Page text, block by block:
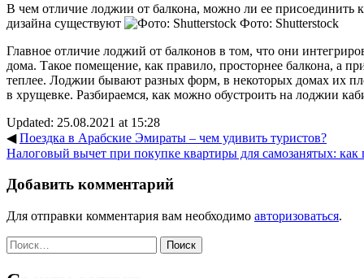
В чем отличие лоджии от балкона, можно ли ее присоединить
дизайна существуют
Фото: Shutterstock
Главное отличие лоджий от балконов в том, что они
дома. Такое помещение, как правило, просторнее балкона, а
теплее. Лоджии бывают разных форм, в некоторых домах их
в хрущевке. Разбираемся, как можно обустроить на лоджии
Updated: 25.08.2021 at 15:28
◀Поездка в Арабские Эмираты – чем удивить туристов?
Налоговый вычет при покупке квартиры для самозанятых: как
Добавить комментарий
Для отправки комментария вам необходимо авторизоваться.
Найти: